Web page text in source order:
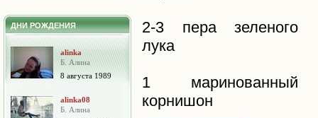
ДНИ РОЖДЕНИЯ
alinka
Б. Алина
8 августа 1989
alinka08
Б. Алина
2-3 пера зеленого
лука
1 маринованный
корнишон